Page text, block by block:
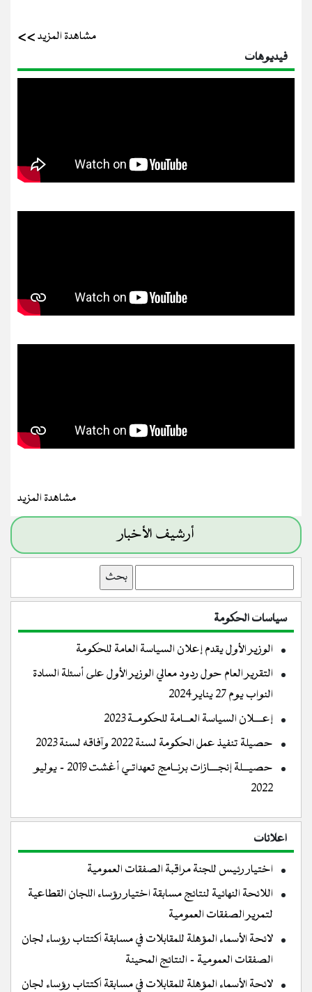
مشاهدة المزيد >>
فيديوهات
مشاهدة المزيد
أرشيف الأخبار
سياسات الحكومة
الوزير الأول يقدم إعلان السياسة العامة للحكومة
التقرير العام حول ردود معالي الوزير الأول على أسئلة السادة
النواب يوم 27 يناير 2024
إعــــلان السياسة العـــامة للحكومــة 2023
حصيلة تنفيذ عمل الحكومة لسنة 2022 وآفاقه لسنة 2023
حصيـــلة إنجــــازات برنــامج تعهداتـي أغشت 2019 - يوليو
2022
اعلانات
اختيار رئيس للجنة مراقبة الصفقات العمومية
اللائحة النهائية لنتائج مسابقة اختيار رؤساء اللجان القطاعية
لتمرير الصفقات العمومية
لائحة الأسماء المؤهلة للمقابلات في مسابقة اكتتاب رؤساء لجان
الصفقات العمومية - النتائج المحينة
لائحة الأسماء المؤهلة للمقابلات في مسابقة اكتتاب رؤساء لجان